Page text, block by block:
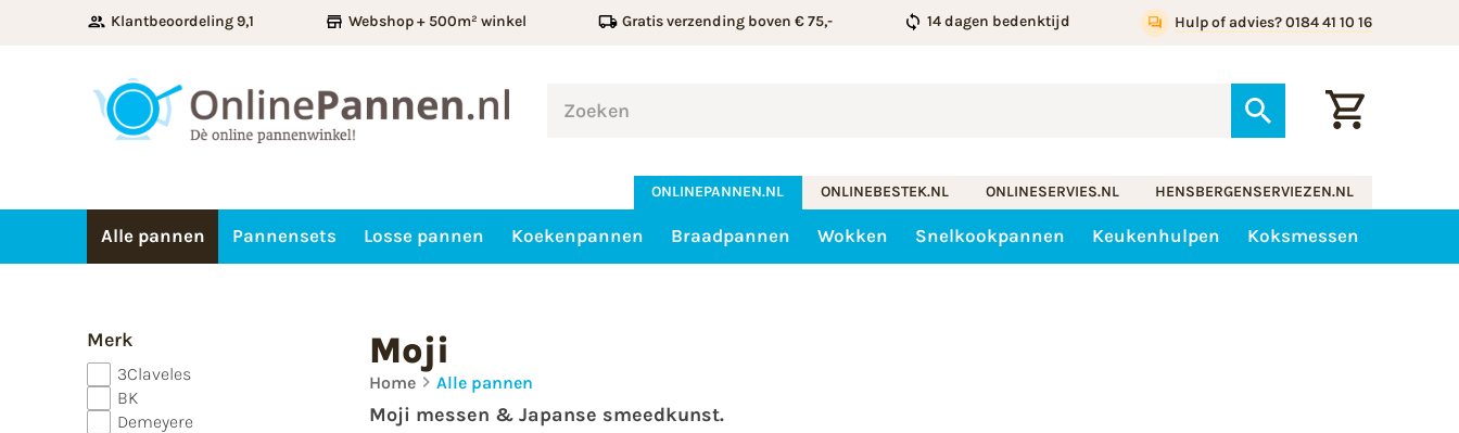
Klantbeoordeling 9,1 Webshop + 500m² winkel Gratis verzending boven € 75,- 14 dagen bedenktijd Hulp of advies? 0184 41 10 16
ONLINEPANNEN.NL ONLINEBESTEK.NL ONLINESERVIES.NL HENSBERGENSERVIEZEN.NL
Alle pannen Pannensets Losse pannen Koekenpannen Braadpannen Wokken Snelkookpannen Keukenhulpen Koksmessen
Merk
3Claveles
BK
Demeyere
Moji
Home Alle pannen
Moji messen & Japanse smeedkunst.